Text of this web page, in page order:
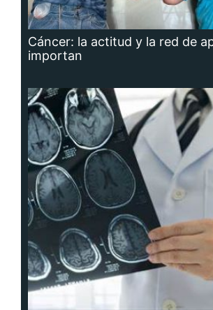
Cáncer: la actitud y la red de
importan